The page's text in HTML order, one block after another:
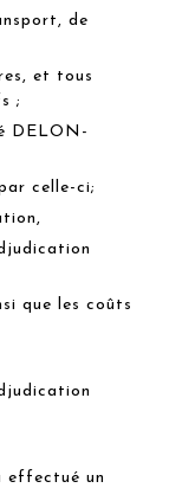
de
et tous
;
DELON-
celle-ci;
que les coûts
effectué un